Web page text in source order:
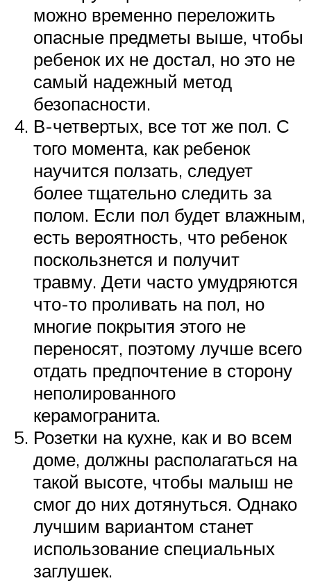
можно временно переложить
опасные предметы выше, чтобы
ребенок их не достал, но это не
самый надежный метод
безопасности.
В-четвертых, все тот же пол. С
того момента, как ребенок
научится ползать, следует
более тщательно следить за
полом. Если пол будет влажным,
есть вероятность, что ребенок
поскользнется и получит
травму. Дети часто умудряются
что-то проливать на пол, но
многие покрытия этого не
переносят, поэтому лучше всего
отдать предпочтение в сторону
неполированного
керамогранита.
Розетки на кухне, как и во всем
доме, должны располагаться на
такой высоте, чтобы малыш не
смог до них дотянуться. Однако
лучшим вариантом станет
использование специальных
заглушек.